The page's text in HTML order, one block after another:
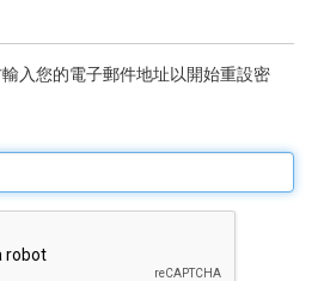
入您的電子郵件地址以開始重設密